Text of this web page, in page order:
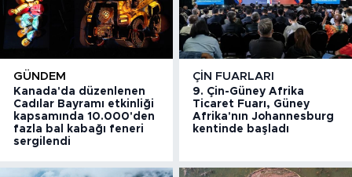
GÜNDEM
Kanada'da düzenlenen
Cadılar Bayramı etkinliği
kapsamında 10.000'den
fazla bal kabağı feneri
sergilendi
ÇIN FUARLARI
9. Çin-Güney Afrika
Ticaret Fuarı, Güney
Afrika'nın Johannesburg
kentinde başladı